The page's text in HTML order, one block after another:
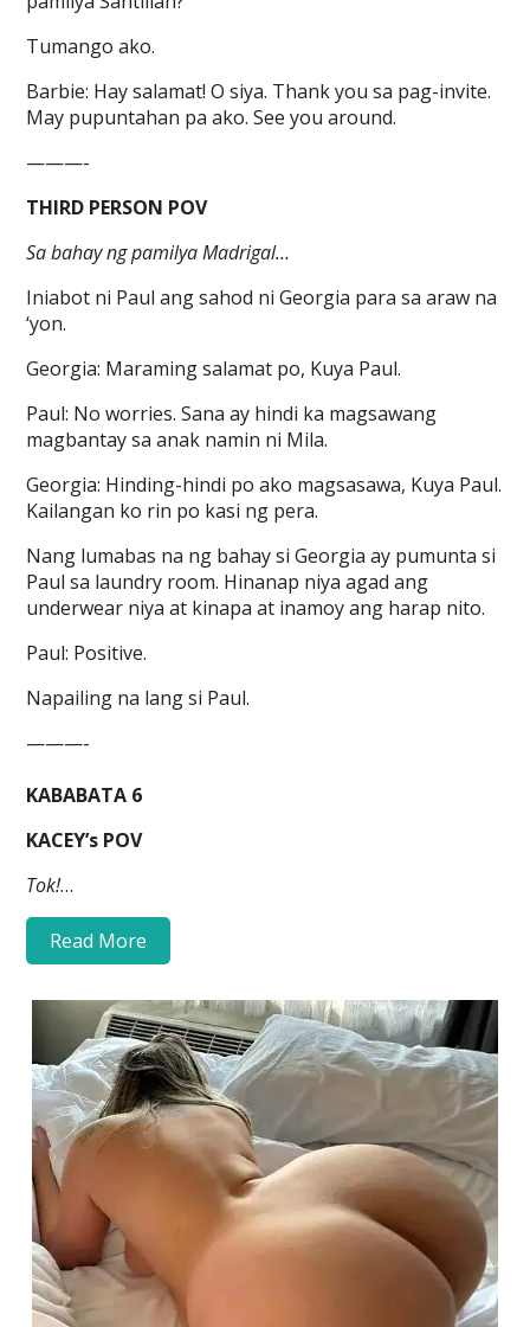
Tumango ako.
Barbie: Hay salamat! O siya. Thank you sa pag-invite.
May pupuntahan pa ako. See you around.
———-
THIRD PERSON POV
Sa bahay ng pamilya Madrigal…
Iniabot ni Paul ang sahod ni Georgia para sa araw na
‘yon.
Georgia: Maraming salamat po, Kuya Paul.
Paul: No worries. Sana ay hindi ka magsawang
magbantay sa anak namin ni Mila.
Georgia: Hinding-hindi po ako magsasawa, Kuya Paul.
Kailangan ko rin po kasi ng pera.
Nang lumabas na ng bahay si Georgia ay pumunta si
Paul sa laundry room. Hinanap niya agad ang
underwear niya at kinapa at inamoy ang harap nito.
Paul: Positive.
Napailing na lang si Paul.
———-
KABABATA 6
KACEY’s POV
Tok!…
Read More